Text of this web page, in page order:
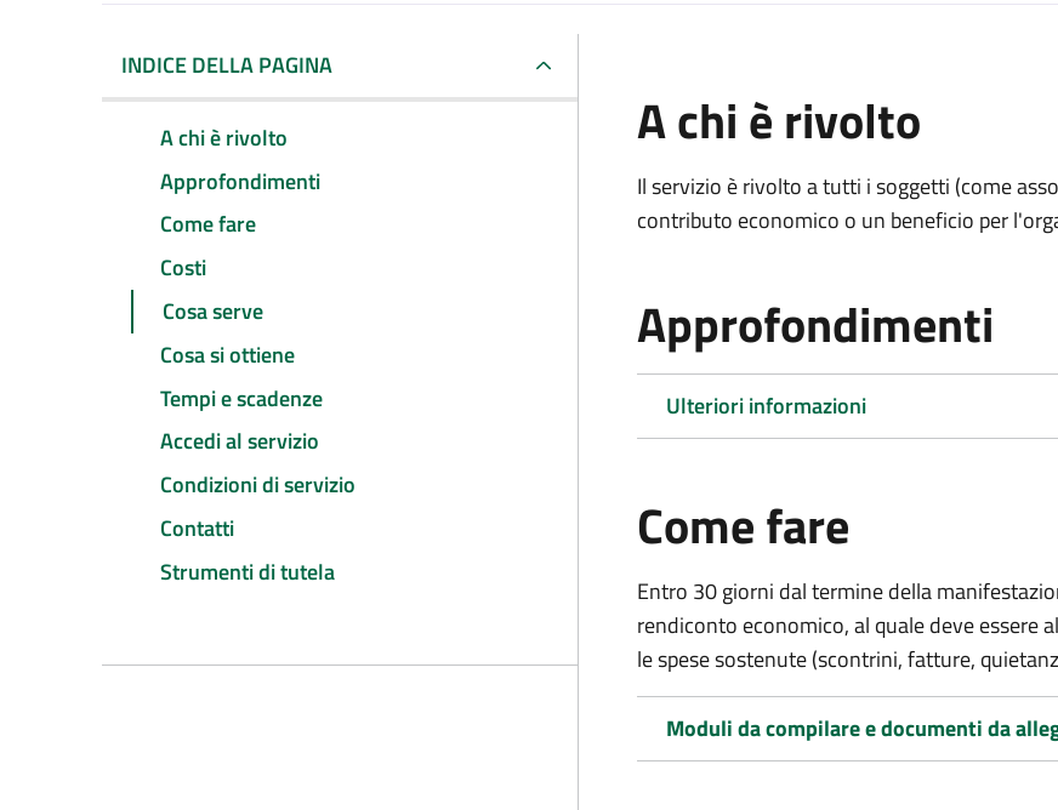
INDICE DELLA PAGINA
A chi è rivolto
Approfondimenti
Come fare
Costi
Cosa serve
Cosa si ottiene
Tempi e scadenze
Accedi al servizio
Condizioni di servizio
Contatti
Strumenti di tutela
A chi è rivolto
Il servizio è rivolto a tutti i soggetti (come
contributo economico o un beneficio per
Approfondimenti
Ulteriori informazioni
Come fare
Entro 30 giorni dal termine della
rendiconto economico, al quale deve essere
le spese sostenute (scontrini, fatture,
Moduli da compilare e documenti da